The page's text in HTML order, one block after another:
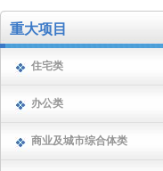
重大项目
住宅类
办公类
商业及城市综合体类